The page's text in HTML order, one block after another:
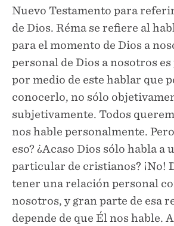
Nuevo Testamento para
de Dios. Réma se refiere al
para el momento de Dios a
personal de Dios a nosotros
por medio de este hablar que
conocerlo, no sólo
subjetivamente. Todos
nos hable personalmente.
eso? ¿Acaso Dios sólo habla a
particular de cristianos? ¡No!
tener una relación personal
nosotros, y gran parte de esa
depende de que Él nos hable.